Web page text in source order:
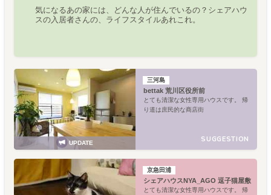
気になるあの家には、どんな人が住んでいるの？シェアハウ
スの入居者さんの、ライフスタイルあれこれ。
UPDATE
三河島
bettak 荒川区役所前
とても清潔な女性専用ハウスです。 帰
り道は庶民的な商店街
SUGGESTION
京急田浦
シェアハウスNYA_AGO 逗子猫屋敷
とても清潔な女性専用ハウスです。 帰